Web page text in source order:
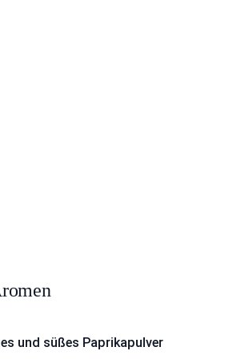
und süßes Paprikapulver